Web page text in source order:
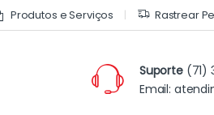
Produtos e Serviços Rastrear
Suporte(71)
Email: